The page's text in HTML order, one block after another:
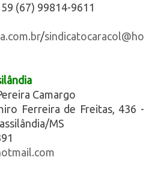
(67) 99814-9611
/
Camargo
Ferreira de Freitas, 436 -
MS